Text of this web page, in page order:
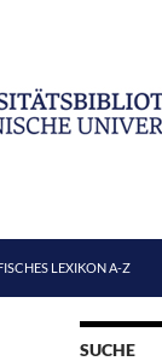
LEXIKON A-Z
SUCHE